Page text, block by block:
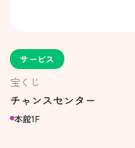
サービス
宝くじ
チャンスセンター
本館1F